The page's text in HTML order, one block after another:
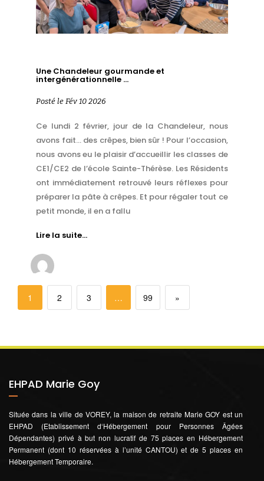
Une Chandeleur gourmande et
intergénérationnelle …
Posté le Fév 10 2026
Ce lundi 2 février, jour de la Chandeleur, nous
avons fait… des crêpes, bien sûr ! Pour l’occasion,
nous avons eu le plaisir d’accueillir les classes de
CE1/CE2 de l’école Sainte-Thérèse. Les Résidents
ont immédiatement retrouvé leurs réflexes pour
préparer la pâte à crêpes. Et pour régaler tout ce
petit monde, il en a fallu
Lire la suite…
1 2 3 … 99 »
EHPAD Marie Goy
Située dans la ville de VOREY, la maison de retraite Marie GOY est un
EHPAD (Etablissement d‘Hébergement pour Personnes Âgées
Dépendantes) privé à but non lucratif de 75 places en Hébergement
Permanent (dont 10 réservées à l’unité CANTOU) et de 5 places en
Hébergement Temporaire.